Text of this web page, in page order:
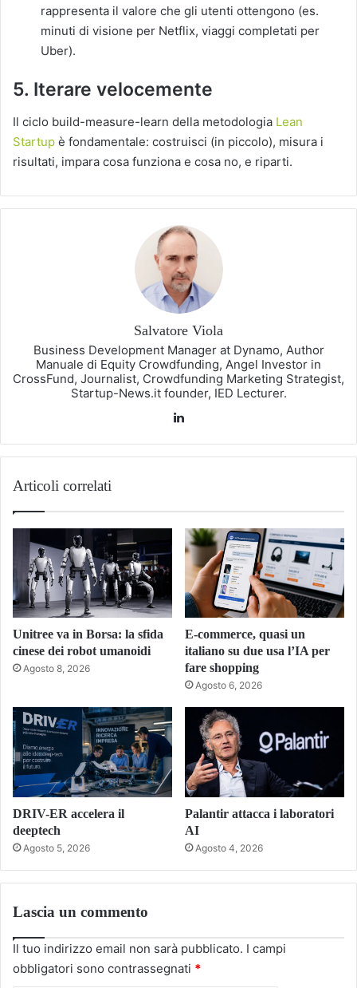
rappresenta il valore che gli utenti ottengono (es.
minuti di visione per Netflix, viaggi completati per
Uber).
5. Iterare velocemente
Il ciclo build-measure-learn della metodologia Lean
Startup è fondamentale: costruisci (in piccolo), misura i
risultati, impara cosa funziona e cosa no, e riparti.
Salvatore Viola
Business Development Manager at Dynamo, Author
Manuale di Equity Crowdfunding, Angel Investor in
CrossFund, Journalist, Crowdfunding Marketing Strategist,
Startup-News.it founder, IED Lecturer.
Articoli correlati
Unitree va in Borsa: la sfida
cinese dei robot umanoidi
Agosto 8, 2026
E-commerce, quasi un
italiano su due usa l’IA per
fare shopping
Agosto 6, 2026
DRIV-ER accelera il
deeptech
Agosto 5, 2026
Palantir attacca i laboratori
AI
Agosto 4, 2026
Lascia un commento
Il tuo indirizzo email non sarà pubblicato. I campi
obbligatori sono contrassegnati *